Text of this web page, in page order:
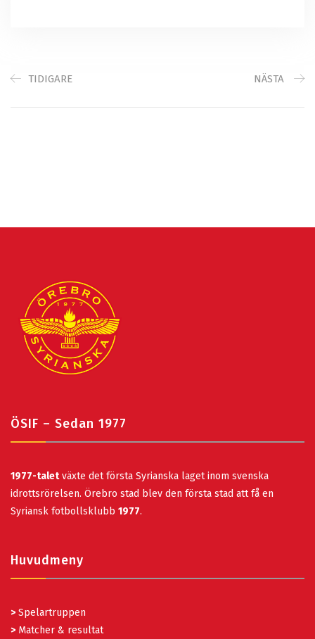
TIDIGARE NÄSTA
ÖSIF – Sedan 1977
1977-taletväxte det första Syrianska laget inom svenska
idrottsrörelsen. Örebro stad blev den första stad att få en
Syriansk fotbollsklubb 1977.
Huvudmeny
> Spelartruppen
> Matcher & resultat